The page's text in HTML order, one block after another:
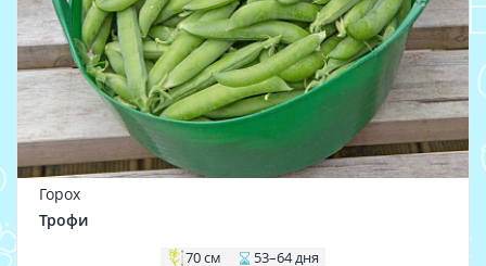
Горох
Трофи
70 см 53–64 дня